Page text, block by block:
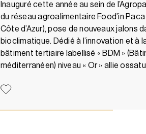
Inauguré cette année au sein de
du réseau agroalimentaire Food’in
Côte d’Azur), pose de nouveaux jalons
bioclimatique. Dédié à l’innovation et à
bâtiment tertiaire labellisé « BDM »
méditerranéen) niveau « Or » allie